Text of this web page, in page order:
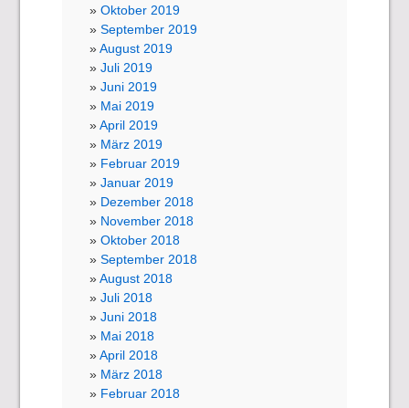
Oktober 2019
September 2019
August 2019
Juli 2019
Juni 2019
Mai 2019
April 2019
März 2019
Februar 2019
Januar 2019
Dezember 2018
November 2018
Oktober 2018
September 2018
August 2018
Juli 2018
Juni 2018
Mai 2018
April 2018
März 2018
Februar 2018